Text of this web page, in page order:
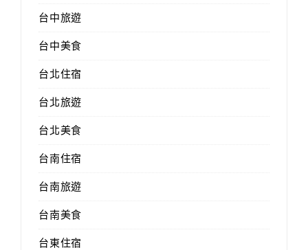
台中旅遊
台中美食
台北住宿
台北旅遊
台北美食
台南住宿
台南旅遊
台南美食
台東住宿